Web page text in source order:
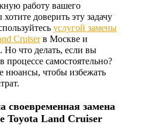
работу вашего
доверить эту задачу
услугой замены
Cruiserв Москве и
Но что делать, если вы
процессе самостоятельно?
нюансы, чтобы избежать
своевременная замена
Toyota Land Cruiser